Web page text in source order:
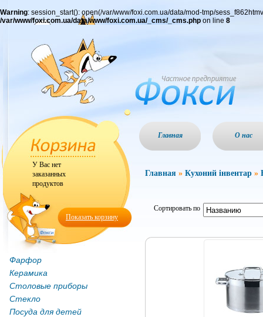
Warning: session_start(): open(/var/www/foxi.com.ua/data/mod-tmp/
/var/www/foxi.com.ua/data/www/foxi.com.ua/_cms/_cms.php on line 8
Показать корзину
У Вас нет
заказанных
продуктов
Фарфор
Керамика
Столовые приборы
Стекло
Посуда для детей
Главная О нас
Главная » Кухоний інвентар »
Сортировать по